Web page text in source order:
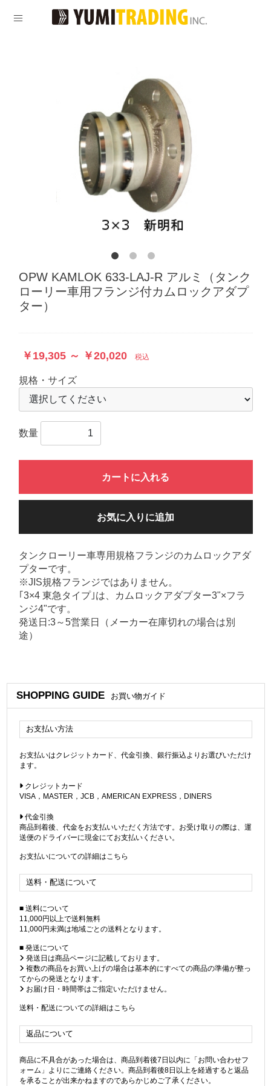
OPW KAMLOK 633-LAJ-R アルミ（タンク
ローリー車用フランジ付カムロックアダプ
ター）
￥19,305 ～ ￥20,020 税込
規格・サイズ
数量
カートに入れる
お気に入りに追加
タンクローリー車専用規格フランジのカムロックアダ
プターです。
※JIS規格フランジではありません。
｢3×4 東急タイプ｣は、カムロックアダプター3"×フラ
ンジ4"です。
発送日:3～5営業日（メーカー在庫切れの場合は別
途）
SHOPPING GUIDE お買い物ガイド
お支払い方法
お支払いはクレジットカード、代金引換、銀行振込よりお選びいただけ
ます。
クレジットカード
VISA，MASTER，JCB，AMERICAN EXPRESS，DINERS
代金引換
商品到着後、代金をお支払いいただく方法です。お受け取りの際は、運
送便のドライバーに現金にてお支払いください。
お支払いについての詳細はこちら
送料・配送について
■ 送料について
11,000円以上で送料無料
11,000円未満は地域ごとの送料となります。
■ 発送について
発送日は商品ページに記載しております。
複数の商品をお買い上げの場合は基本的にすべての商品の準備が整っ
てからの発送となります。
お届け日・時間帯はご指定いただけません。
送料・配送についての詳細はこちら
返品について
商品に不具合があった場合は、商品到着後7日以内に「お問い合わせフ
ォーム」よりにご連絡ください。商品到着後8日以上を経過すると返品
を承ることが出来かねますのであらかじめご了承ください。